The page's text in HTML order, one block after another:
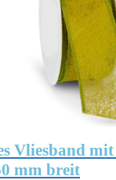
Vliesband
mm breit